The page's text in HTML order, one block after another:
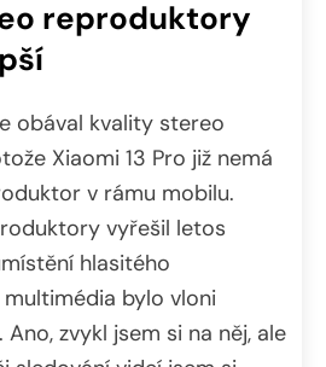
reproduktory
obával kvality stereo
Xiaomi 13 Pro již nemá
v rámu mobilu.
vyřešil letos
hlasitého
bylo vloni
zvykl jsem si na něj, ale